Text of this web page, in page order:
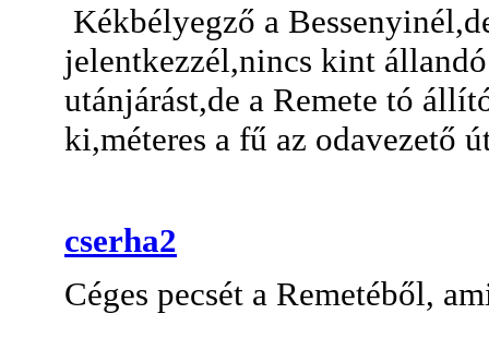
Kékbélyegző a
jelentkezzél,nincs kint
utánjárást,de a Remete tó
ki,méteres a fű az odavezető
cserha2
Céges pecsét a Remetéből,